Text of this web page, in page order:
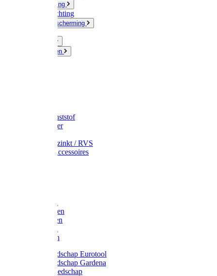
Winterkleding
Winkelinrichting
Gelaatsbescherming
Knaagdieren
Emmer kunststof
Schepemmer
Emmer verzinkt / RVS
Regenton accessoires
Gazonharken
Asfaltharken
Hooiharken
Handgereedschap Eurotool
Handgereedschap Gardena
Kindergereedschap